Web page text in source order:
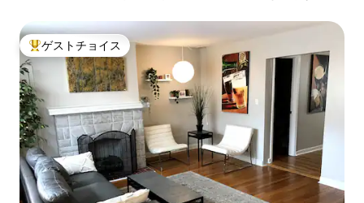
大好評のゲストチョイスです。
ゲストチョイス